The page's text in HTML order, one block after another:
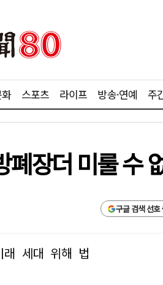
스포츠 라이프 방송·연예 주
장더 미룰 수
구글 검색 선호
세대 위해 법